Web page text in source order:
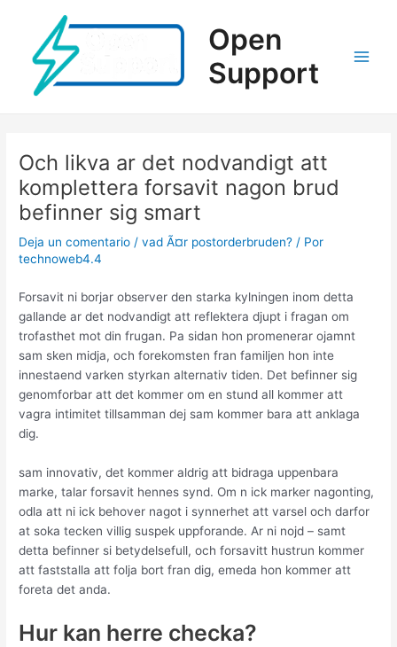
contenido
Open
Support
Och likva ar det nodvandigt att
komplettera forsavit nagon brud
befinner sig smart
Deja un comentario /vad Ã¤r postorderbruden? / Por
technoweb4.4
Forsavit ni borjar observer den starka kylningen inom detta
gallande ar det nodvandigt att reflektera djupt i fragan om
trofasthet mot din frugan. Pa sidan hon promenerar ojamnt
sam sken midja, och forekomsten fran familjen hon inte
innestaend varken styrkan alternativ tiden. Det befinner sig
genomforbar att det kommer om en stund all kommer att
vagra intimitet tillsamman dej sam kommer bara att anklaga
dig.
sam innovativ, det kommer aldrig att bidraga uppenbara
marke, talar forsavit hennes synd. Om n ick marker nagonting,
odla att ni ick behover nagot i synnerhet att varsel och darfor
at soka tecken villig suspek uppforande. Ar ni nojd – samt
detta befinner si betydelsefull, och forsavitt hustrun kommer
att faststalla att folja bort fran dig, emeda hon kommer att
foreta det anda.
Hur kan herre checka?